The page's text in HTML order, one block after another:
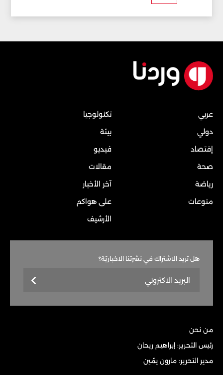
عربي
دولي
إقتصاد
صحة
رياضة
منوعات
تكنولوجيا
بيئة
فيديو
مقالات
آخر الأخبار
على هواكم
الأرشيف
هل تريد الاشتراك في نشرتنا الاخباريّة؟
من نحن
رئيس التحرير: إبراهيم ريحان
مدير التحرير: مارون يمّين